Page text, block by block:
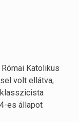
Katolikus
volt ellátva,
es állapot